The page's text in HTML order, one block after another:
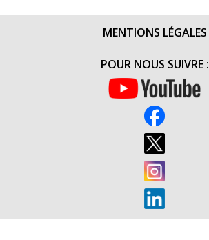
MENTIONS LÉGALES
POUR NOUS SUIVRE :